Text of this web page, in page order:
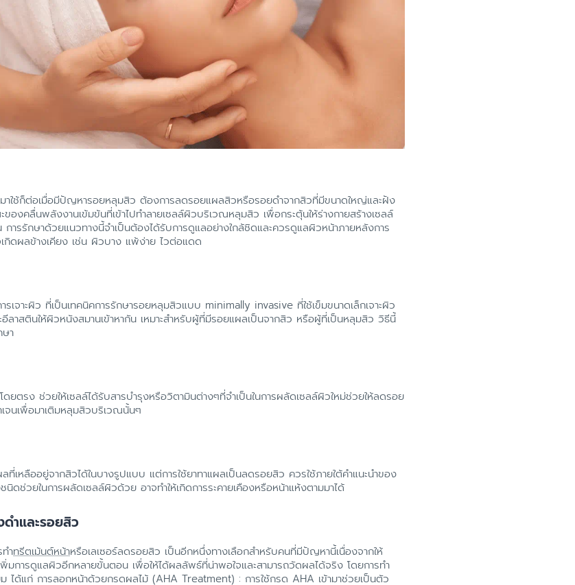
มาใช้ก็ต่อเมื่อมีปัญหารอยหลุมสิว ต้องการลดรอยแผลสิวหรือรอยดำจากสิวที่มีขนาดใหญ่และฝัง
องคลื่นพลังงานเข้มข้นที่เข้าไปทำลายเซลล์ผิวบริเวณหลุมสิว เพื่อกระตุ้นให้ร่างกายสร้างเซลล์
รรักษาด้วยแนวทางนี้จำเป็นต้องได้รับการดูแลอย่างใกล้ชิดและควรดูแลผิวหน้าภายหลังการ
เกิดผลข้างเคียง เช่น ผิวบาง แพ้ง่าย ไวต่อแดด
เจาะผิว ที่เป็นเทคนิคการรักษารอยหลุมสิวแบบ minimally invasive ที่ใช้เข็มขนาดเล็กเจาะผิว
ลาสตินให้ผิวหนังสมานเข้าหากัน เหมาะสำหรับผู้ที่มีรอยแผลเป็นจากสิว หรือผู้ที่เป็นหลุมสิว วิธีนี้
า
ดยตรง ช่วยให้เซลล์ได้รับสารบำรุงหรือวิตามินต่างๆที่จำเป็นในการผลัดเซลล์ผิวใหม่ช่วยให้ลดรอย
จนเพื่อมาเติมหลุมสิวบริเวณนั้นๆ
ที่เหลืออยู่จากสิวได้ในบางรูปแบบ แต่การใช้ยาทาแผลเป็นลดรอยสิว ควรใช้ภายใต้คำแนะนำของ
ดช่วยในการผลัดเซลล์ผิวด้วย อาจทำให้เกิดการระคายเคืองหรือหน้าแห้งตามมาได้
ำและรอยสิว
ำทรีตเม้นต์หน้าหรือเลเซอร์ลดรอยสิว เป็นอีกหนึ่งทางเลือกสำหรับคนที่มีปัญหานี้เนื่องจากให้
การดูแลผิวอีกหลายขั้นตอน เพื่อให้ได้ผลลัพธ์ที่น่าพอใจและสามารถวัดผลได้จริง โดยการทำ
ได้แก่ การลอกหน้าด้วยกรดผลไม้ (AHA Treatment) : การใช้กรด AHA เข้ามาช่วยเป็นตัว